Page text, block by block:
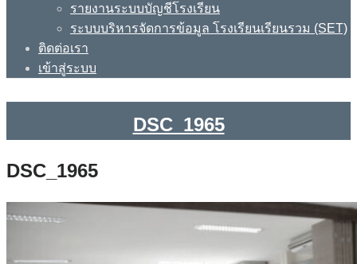
รายงานระบบบัญชีโรงเรียน
ระบบบริหารจัดการข้อมูล โรงเรียนเรียนรวม (SET)
ติดต่อเรา
เข้าสู่ระบบ
DSC_1965
DSC_1965